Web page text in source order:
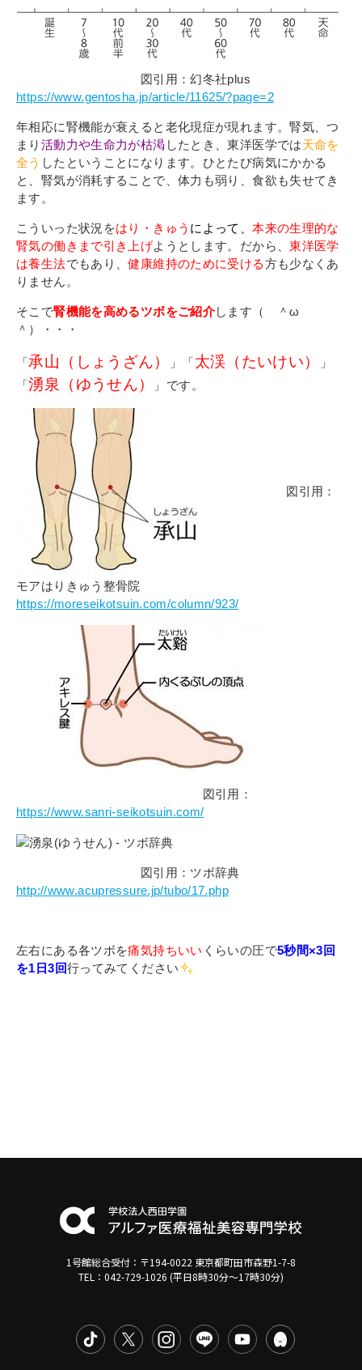
図引用：幻冬社plus
https://www.gentosha.jp/article/11625/?page=2
年相応に腎機能が衰えると老化現症が現れます。腎気、つ
まり 活動力や生命力が枯渇 したとき、東洋医学では天命を
全う したということになります。ひとたび病気にかかる
と、腎気が消耗することで、体力も弱り、食欲も失せてき
ます。
こういった状況をはり・きゅう によって、本来の生理的な
腎気の働きまで引き上げようとします。だから、東洋医学
は養生法でもあり、健康維持のために受ける方も少なくあ
りません。
そこで腎機能を高めるツボをご紹介します（ ＾ω
＾）・・・
「承山（しょうざん） 」「太渓（たいけい）
」
「湧泉（ゆうせん） 」です。
図引用：
モアはりきゅう整骨院
https://moreseikotsuin.com/column/923/
図引用：
https://www.sanri-seikotsuin.com/
図引用：ツボ辞典
http://www.acupressure.jp/tubo/17.php
左右にある各ツボを痛気持ちいい くらいの圧で5秒間×3回
を1日3回行ってみてください
1号館総合受付：〒194-0022 東京都町田市森野1-7-8
TEL：042-729-1026 (平日8時30分〜17時30分)